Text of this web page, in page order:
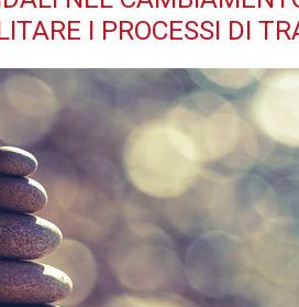
I PROCESSI DI